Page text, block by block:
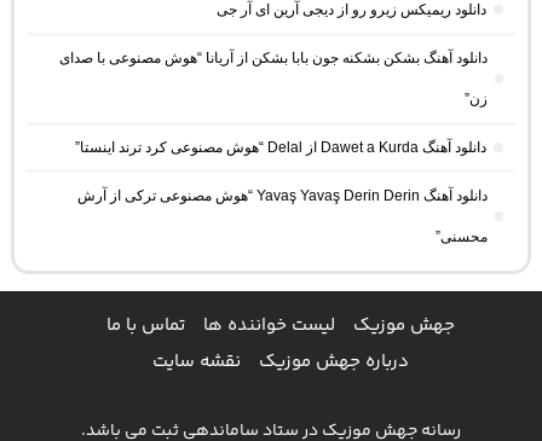
دانلود ریمیکس زیرو رو از دیجی آرین ای آر جی
دانلود آهنگ بشکن بشکنه جون بابا بشکن از آریانا “هوش مصنوعی با صدای
زن”
دانلود آهنگ Dawet a Kurda از Delal “هوش مصنوعی کرد ترند اینستا”
دانلود آهنگ Yavaş Yavaş Derin Derin “هوش مصنوعی ترکی از آرش
محسنی”
جهش موزیک لیست خواننده ها
تماس با ما
درباره جهش موزیک
نقشه سایت
رسانه جهش موزیک در ستاد ساماندهی ثبت می باشد.